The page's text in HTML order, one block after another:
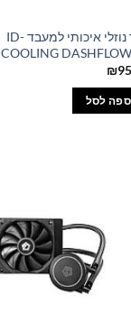
קירור נוזלי איכותי למעבד ID-
COOLING
₪
לסל